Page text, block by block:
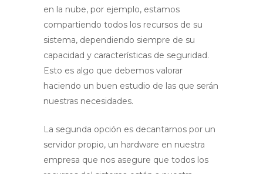
en la nube, por ejemplo, estamos
compartiendo todos los recursos de su
sistema, dependiendo siempre de su
capacidad y características de seguridad.
Esto es algo que debemos valorar
haciendo un buen estudio de las que serán
nuestras necesidades.
La segunda opción es decantarnos por un
servidor propio, un hardware en nuestra
empresa que nos asegure que todos los